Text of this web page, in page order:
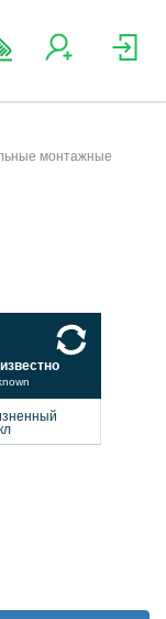
монтажные